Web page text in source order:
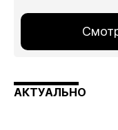
АКТУАЛЬНО